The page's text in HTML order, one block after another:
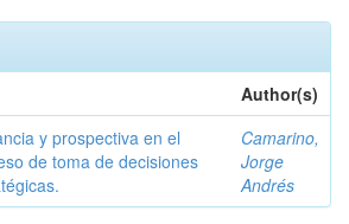
Author(s)
y prospectiva en el
de toma de decisiones
Camarino,
Jorge
Andrés